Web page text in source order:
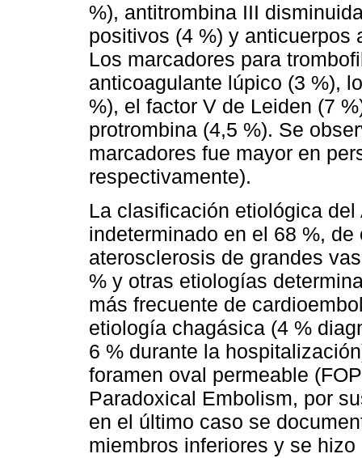
%), antitrombina III
positivos (4 %) y anticuerpos
Los marcadores para
anticoagulante lúpico (3 %),
%), el factor V de Leiden (7
protrombina (4,5 %). Se
marcadores fue mayor en
respectivamente).
La clasificación etiológica
indeterminado en el 68 %,
aterosclerosis de grandes
% y otras etiologías
más frecuente de
etiología chagásica (4 %
6 % durante la
foramen oval permeable
Paradoxical Embolism, por
en el último caso se
miembros inferiores y se